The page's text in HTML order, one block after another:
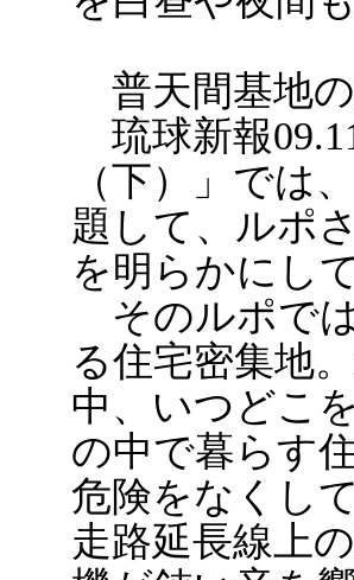
普天間基地
琉球新報
（下）」では
題して、ルポ
を明らかにし
そのルポで
る住宅密集地
中、いつどこ
の中で暮らす
危険をなくし
走路延長線上